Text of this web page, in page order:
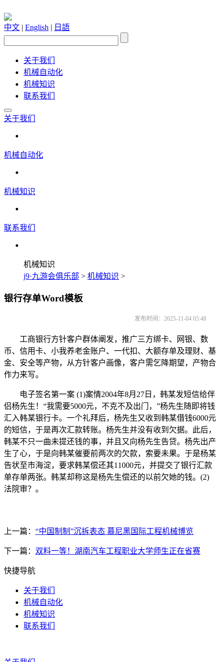
中文 | English | 日語
关于我们
机械自动化
机械知识
联系我们
关于我们
机械自动化
机械知识
联系我们
机械知识
j9·九游会俱乐部 > 机械知识 >
银行存单Word模板
发布时间：2025-11-04 05:48
工商银行方针客户群体阐发，推广三方绑卡、网银、数
币、信用卡、小我养老金账户、一代扣、大额存单及理财、基
金、安全等产物，从方针客户画像，客户需乞降期望，产物合
作力来写。
电子签名第一案 (1)案情2004年8月27日，韩某发短信给伴
侣杨先生！“我需要5000元，不克不及出门，”杨先生随即将钱
汇入韩某银行卡。一个礼拜后，杨先生又收到韩某借钱6000元
的短信，于是再次汇款转账。杨先生并没有收到欠据。此后，
韩某不只一曲未提还钱的事，并且又向杨先生告贷。杨先出产
生了心，于是向韩某催要前两次的欠款，索要未果。于是杨某
告状至市海淀，要求韩某偿还其11000元，并提交了银行汇款
单存单两张。韩某却称这是杨先生偿还的以前欠她的钱。(2)
法院审？。
上一篇： “中国制制”沉拆表态 慕尼黑国际工程机械博览
下一篇： 双料一等！湖南汽车工程职业大学师生正在省赛
快捷导航
关于我们
机械自动化
机械知识
联系我们